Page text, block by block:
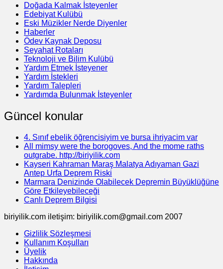
Doğada Kalmak İsteyenler
Edebiyat Kulübü
Eski Müzikler Nerde Diyenler
Haberler
Ödev Kaynak Deposu
Seyahat Rotaları
Teknoloji ve Bilim Kulübü
Yardım Etmek İsteyener
Yardım İstekleri
Yardım Talepleri
Yardımda Bulunmak İsteyenler
Güncel konular
4. Sınıf ebelik öğrencisiyim ve bursa ihriyacim var
All mimsy were the borogoves, And the mome raths
outgrabe. http://biriyilik.com
Kayseri Kahraman Maraş Malatya Adıyaman Gazi
Antep Urfa Deprem Riski
Marmara Denizinde Olabilecek Depremin Büyüklüğüne
Göre Etkileyebileceği
Canlı Deprem Bilgisi
biriyilik.com iletişim: biriyilik.com@gmail.com 2007
Gizlilik Sözleşmesi
Kullanım Koşulları
Üyelik
Hakkında